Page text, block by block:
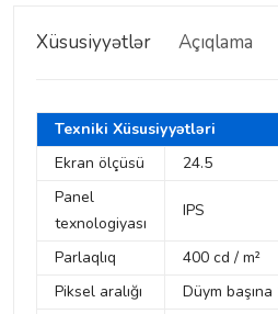
Xüsusiyyətlər Açıqlama
Texniki Xüsusiyyətləri
Ekran ölçüsü
24.5
Panel
texnologiyası
IPS
Parlaqlıq
400 cd / m²
Piksel aralığı
Düym başına